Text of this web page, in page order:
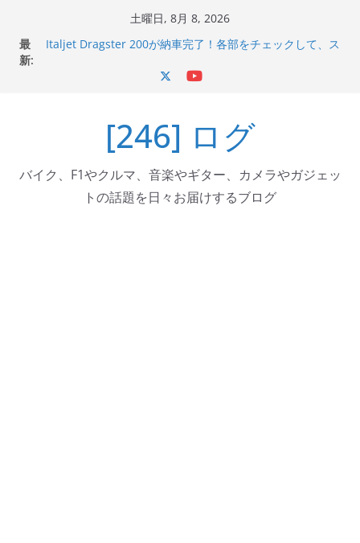
土曜日, 8月 8, 2026
最
新:
Italjet Dragster 200が納車完了！各部をチェックして、ス
器エフェクターが返礼品でもらえる！
Italjet Dragster 200のフロントISSサスの動きが判ったら
コーナリングが楽しくなった
[246] ログ
バイク、F1やクルマ、音楽やギター、カメラやガジェッ
トの話題を日々お届けするブログ